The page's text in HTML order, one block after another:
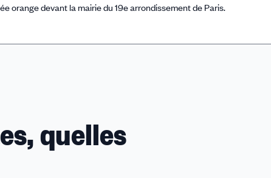
orange devant la mairie du 19e arrondissement de Paris.
quelles